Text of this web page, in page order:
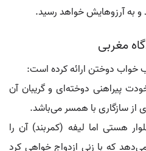
و به آرزوهایش خواهد رسید.
مغربی
خواب دوختن ارائه کرده است:
پیراهنی دوخته‌ای و گریبان آن
از سازگاری با همسر می‌باشد.
هستی اما لیفه (کمربند) آن را
که با زنی ازدواج خواهی کرد